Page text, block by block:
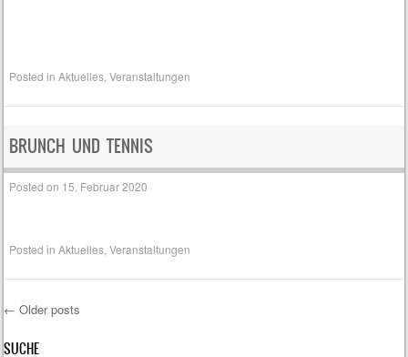
Posted inAktuelles ,Veranstaltungen
BRUNCH UND TENNIS
Posted on 15. Februar 2020
Posted inAktuelles ,Veranstaltungen
Post navigation
← Older posts
SUCHE